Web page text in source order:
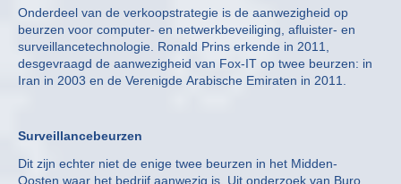
Onderdeel van de verkoopstrategie is de aanwezigheid op
beurzen voor computer- en netwerkbeveiliging, afluister- en
surveillancetechnologie. Ronald Prins erkende in 2011,
desgevraagd de aanwezigheid van Fox-IT op twee beurzen: in
Iran in 2003 en de Verenigde Arabische Emiraten in 2011.
Surveillancebeurzen
Dit zijn echter niet de enige twee beurzen in het Midden-
Oosten waar het bedrijf aanwezig is. Uit onderzoek van Buro